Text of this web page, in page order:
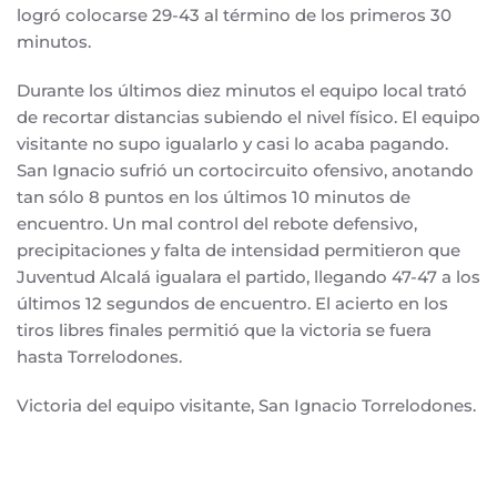
logró colocarse 29-43 al término de los primeros 30
minutos.
Durante los últimos diez minutos el equipo local trató
de recortar distancias subiendo el nivel físico. El equipo
visitante no supo igualarlo y casi lo acaba pagando.
San Ignacio sufrió un cortocircuito ofensivo, anotando
tan sólo 8 puntos en los últimos 10 minutos de
encuentro. Un mal control del rebote defensivo,
precipitaciones y falta de intensidad permitieron que
Juventud Alcalá igualara el partido, llegando 47-47 a los
últimos 12 segundos de encuentro. El acierto en los
tiros libres finales permitió que la victoria se fuera
hasta Torrelodones.
Victoria del equipo visitante, San Ignacio Torrelodones.